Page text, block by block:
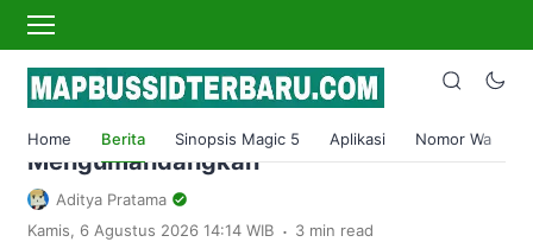
Home Berita Sinopsis Magic 5 Aplikasi Nomor Wa
Home›Berita
Bacaan Takbiran Idul Adha Lengkap
Beserta Arti dan Waktu
Mengumandangkan
Aditya Pratama
Kamis, 6 Agustus 2026 14:14 WIB . 3 min read